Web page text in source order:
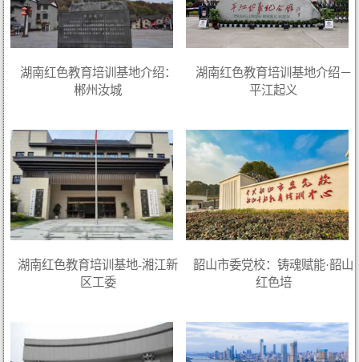
湖南红色教育培训基地介绍：
郴州汝城
湖南红色教育培训基地介绍－
平江起义
湖南红色教育培训基地-湘江新
区工委
韶山市委党校：铸魂赋能·韶山
红色培